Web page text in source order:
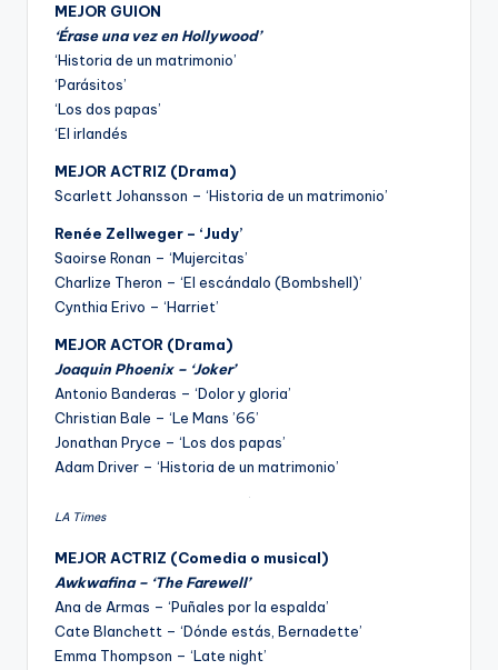
MEJOR GUION
‘Érase una vez en Hollywood’
‘Historia de un matrimonio’
‘Parásitos’
‘Los dos papas’
‘El irlandés
MEJOR ACTRIZ (Drama)
Scarlett Johansson – ‘Historia de un matrimonio’
Renée Zellweger – ‘Judy’
Saoirse Ronan – ‘Mujercitas’
Charlize Theron – ‘El escándalo (Bombshell)’
Cynthia Erivo – ‘Harriet’
MEJOR ACTOR (Drama)
Joaquin Phoenix – ‘Joker’
Antonio Banderas – ‘Dolor y gloria’
Christian Bale – ‘Le Mans ’66’
Jonathan Pryce – ‘Los dos papas’
Adam Driver – ‘Historia de un matrimonio’
LA Times
MEJOR ACTRIZ (Comedia o musical)
Awkwafina – ‘The Farewell’
Ana de Armas – ‘Puñales por la espalda’
Cate Blanchett – ‘Dónde estás, Bernadette’
Emma Thompson – ‘Late night’